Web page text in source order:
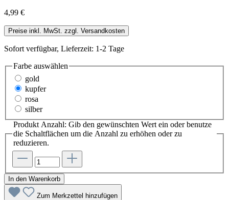
4,99 €
Preise inkl. MwSt. zzgl. Versandkosten
Sofort verfügbar, Lieferzeit: 1-2 Tage
Farbe auswählen
gold
kupfer
rosa
silber
Produkt Anzahl: Gib den gewünschten Wert ein oder benutze
die Schaltflächen um die Anzahl zu erhöhen oder zu
reduzieren.
In den Warenkorb
Zum Merkzettel hinzufügen